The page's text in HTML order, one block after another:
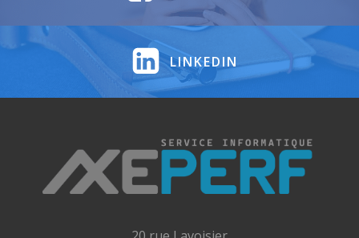
LINKEDIN